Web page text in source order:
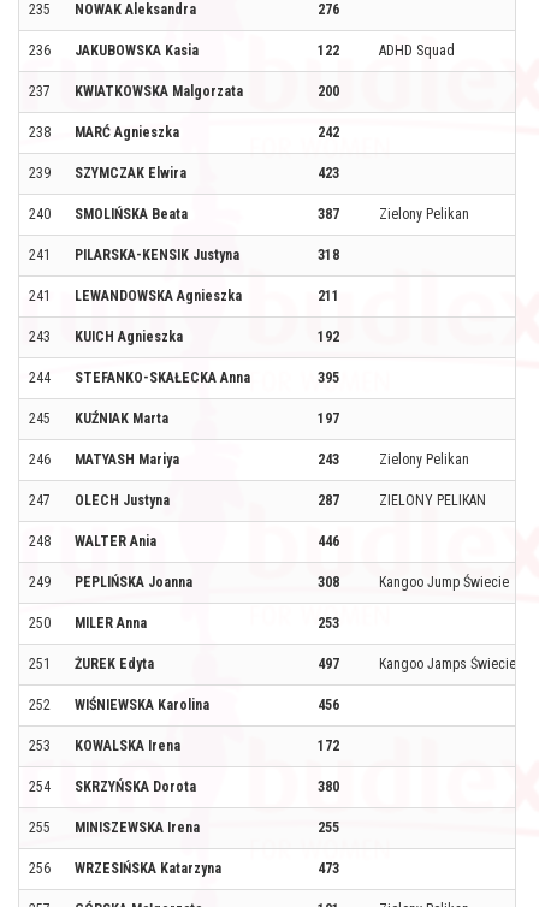
235 NOWAK Aleksandra 276
236 JAKUBOWSKA Kasia 122 ADHD Squad
237 KWIATKOWSKA Malgorzata 200
238 MARĆ Agnieszka 242
239 SZYMCZAK Elwira 423
240 SMOLIŃSKA Beata 387 Zielony Pelikan
241 PILARSKA-KENSIK Justyna 318
241 LEWANDOWSKA Agnieszka 211
243 KUICH Agnieszka 192
244 STEFANKO-SKAŁECKA Anna 395
245 KUŹNIAK Marta 197
246 MATYASH Mariya 243 Zielony Pelikan
247 OLECH Justyna 287 ZIELONY PELIKAN
248 WALTER Ania 446
249 PEPLIŃSKA Joanna 308 Kangoo Jump Świecie
250 MILER Anna 253
251 ŻUREK Edyta 497 Kangoo Jamps Świecie
252 WIŚNIEWSKA Karolina 456
253 KOWALSKA Irena 172
254 SKRZYŃSKA Dorota 380
255 MINISZEWSKA Irena 255
256 WRZESIŃSKA Katarzyna 473